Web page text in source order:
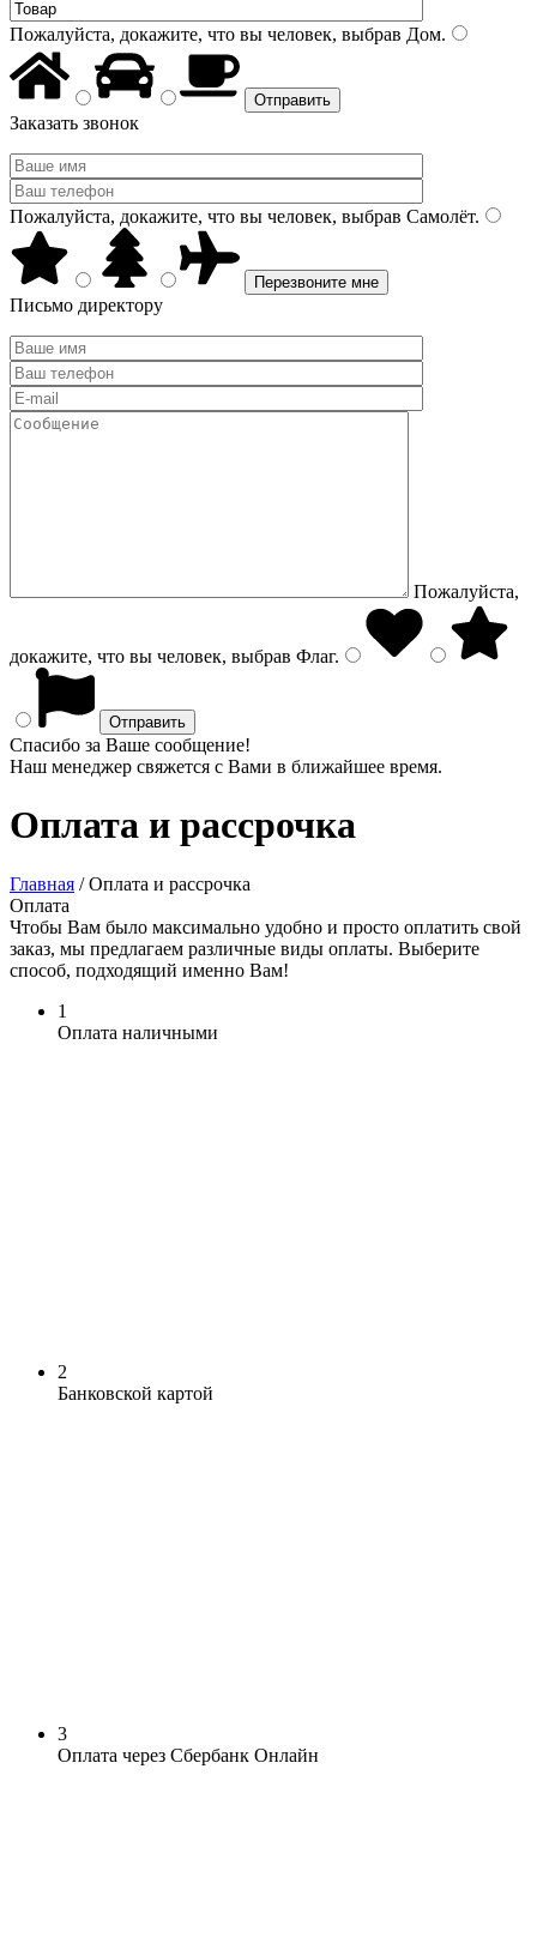
Пожалуйста, докажите, что вы человек, выбрав Дом.
Заказать звонок
Пожалуйста, докажите, что вы человек, выбрав Самолёт.
Письмо директору
Пожалуйста,
докажите, что вы человек, выбрав Флаг.
Спасибо за Ваше сообщение!
Наш менеджер свяжется с Вами в ближайшее время.
Оплата и рассрочка
Главная /Оплата и рассрочка
Оплата
Чтобы Вам было максимально удобно и просто оплатить свой
заказ, мы предлагаем различные виды оплаты. Выберите
способ, подходящий именно Вам!
1
Оплата наличными
2
Банковской картой
3
Оплата через Сбербанк Онлайн